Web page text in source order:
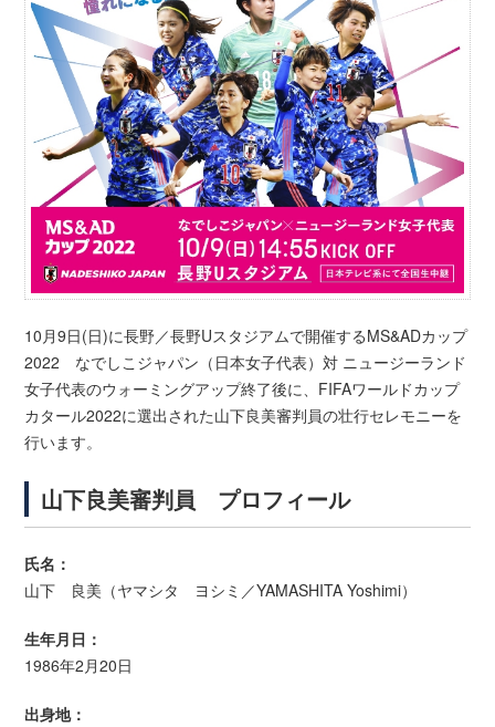
10月9日(日)に長野／長野Uスタジアムで開催するMS&ADカップ
2022 なでしこジャパン（日本女子代表）対 ニュージーランド
女子代表のウォーミングアップ終了後に、FIFAワールドカップ
カタール2022に選出された山下良美審判員の壮行セレモニーを
行います。
山下良美審判員 プロフィール
氏名：
山下 良美（ヤマシタ ヨシミ／YAMASHITA Yoshimi）
生年月日：
1986年2月20日
出身地：